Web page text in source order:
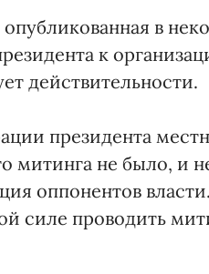
опубликованная в
к
действительности.
президента
митинга не было, и
оппонентов
силе проводить